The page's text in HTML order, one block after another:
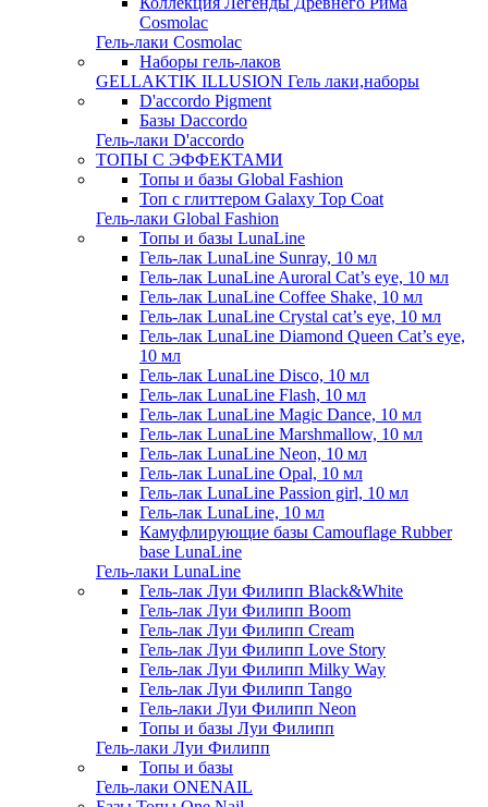
Cosmolac
Гель-лаки Cosmolac
Наборы гель-лаков
GELLAKTIK ILLUSION Гель лаки,наборы
D'accordo Pigment
Базы Daccordo
Гель-лаки D'accordo
ТОПЫ С ЭФФЕКТАМИ
Топы и базы Global Fashion
Топ с глиттером Galaxy Top Coat
Гель-лаки Global Fashion
Топы и базы LunaLine
Гель-лак LunaLine Sunray, 10 мл
Гель-лак LunaLine Auroral Cat’s eye, 10 мл
Гель-лак LunaLine Coffee Shake, 10 мл
Гель-лак LunaLine Crystal cat’s eye, 10 мл
Гель-лак LunaLine Diamond Queen Cat’s eye,
10 мл
Гель-лак LunaLine Disco, 10 мл
Гель-лак LunaLine Flash, 10 мл
Гель-лак LunaLine Magic Dance, 10 мл
Гель-лак LunaLine Marshmallow, 10 мл
Гель-лак LunaLine Neon, 10 мл
Гель-лак LunaLine Opal, 10 мл
Гель-лак LunaLine Passion girl, 10 мл
Гель-лак LunaLine, 10 мл
Камуфлирующие базы Camouflage Rubber
base LunaLine
Гель-лаки LunaLine
Гель-лак Луи Филипп Black&White
Гель-лак Луи Филипп Boom
Гель-лак Луи Филипп Cream
Гель-лак Луи Филипп Love Story
Гель-лак Луи Филипп Milky Way
Гель-лак Луи Филипп Tango
Гель-лаки Луи Филипп Neon
Топы и базы Луи Филипп
Гель-лаки Луи Филипп
Топы и базы
Гель-лаки ONENAIL